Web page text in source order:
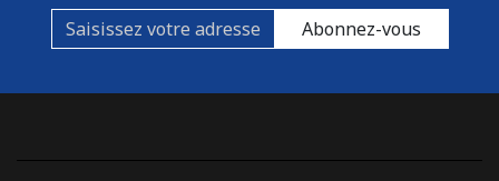
Abonnez-vous